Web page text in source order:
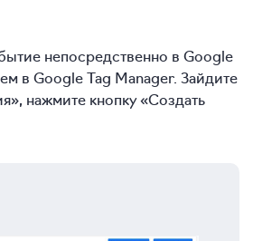
непосредственно в Google
в Google Tag Manager. Зайдите
нажмите кнопку «Создать